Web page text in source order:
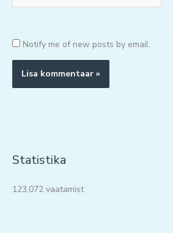
Notify me of new posts by email.
Statistika
123,072 vaatamist